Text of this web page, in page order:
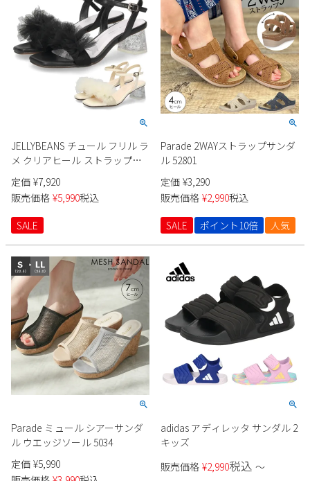
JELLYBEANS チュール フリル ラ
メ クリアヒール ストラップサ
ンダル 204-62166
定価 ¥7,920
販売価格 ¥5,990税込
SALE
Parade 2WAYストラップサンダ
ル 52801
定価 ¥3,290
販売価格 ¥2,990税込
SALE
ポイント10倍 人気
Parade ミュール シアーサンダ
ル ウエッジソール 5034
定価 ¥5,990
adidas アディレッタ サンダル 2
キッズ
販売価格 ¥2,990税込 〜